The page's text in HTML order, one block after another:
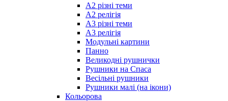
А2 різні теми
А2 релігія
А3 різні теми
А3 релігія
Модульні картини
Панно
Великодні рушнички
Рушники на Спаса
Весільні рушники
Рушники малі (на ікони)
Кольорова